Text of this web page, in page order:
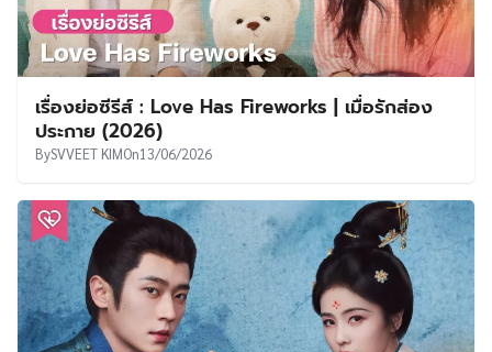
เรื่องย่อซีรีส์ : Love Has Fireworks | เมื่อรักส่อง
ประกาย (2026)
BySVVEET KIMOn13/06/2026